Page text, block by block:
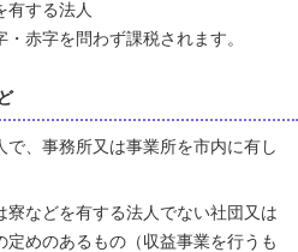
有する法人
・赤字を問わず課税されます。
、事務所又は事業所を市内に有し
寮などを有する法人でない社団又は
定めのあるもの（収益事業を行うも